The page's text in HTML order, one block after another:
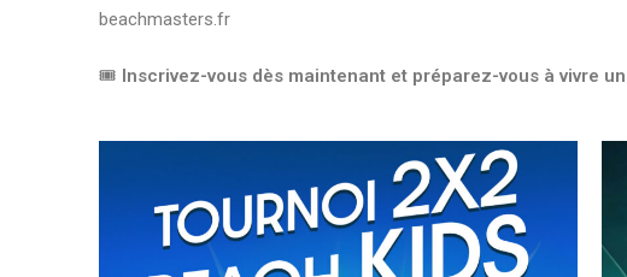
beachmasters.fr
🎟️ Inscrivez-vous dès maintenant et préparez-vous à vivre